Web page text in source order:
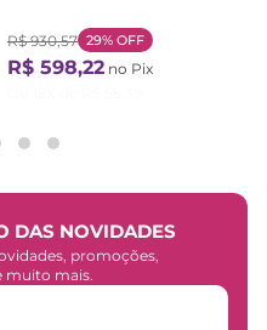
R$ 930,57 29% OFF
R$ 598,22 no Pix
DAS NOVIDADES
promoções,
muito mais.